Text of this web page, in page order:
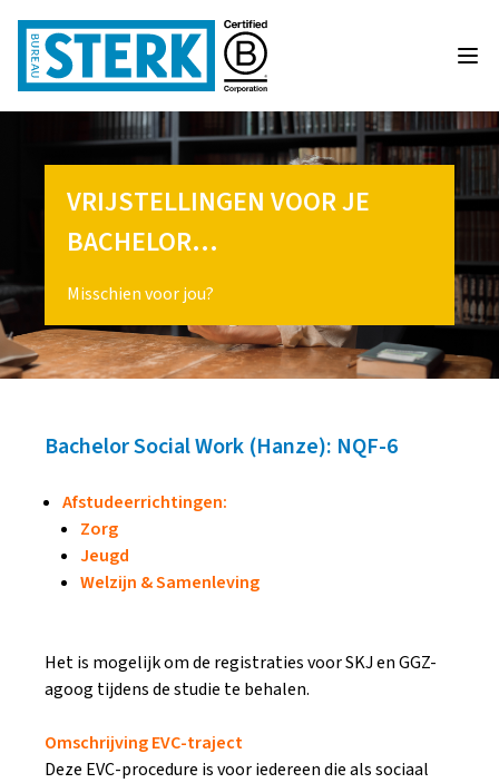
VRIJSTELLINGEN VOOR JE
BACHELOR…
Misschien voor jou?
Bachelor Social Work (Hanze): NQF-6
Afstudeerrichtingen:
Zorg
Jeugd
Welzijn & Samenleving
Het is mogelijk om de registraties voor SKJ en GGZ-
agoog tijdens de studie te behalen.
Omschrijving EVC-traject
Deze EVC-procedure is voor iedereen die als sociaal